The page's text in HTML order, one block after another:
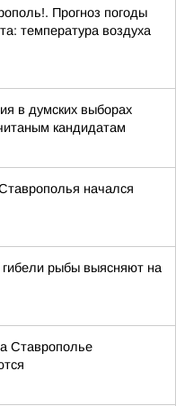
Прогноз погоды
температура воздуха
в думских выборах
кандидатам
начался
рыбы выясняют на
Ставрополье